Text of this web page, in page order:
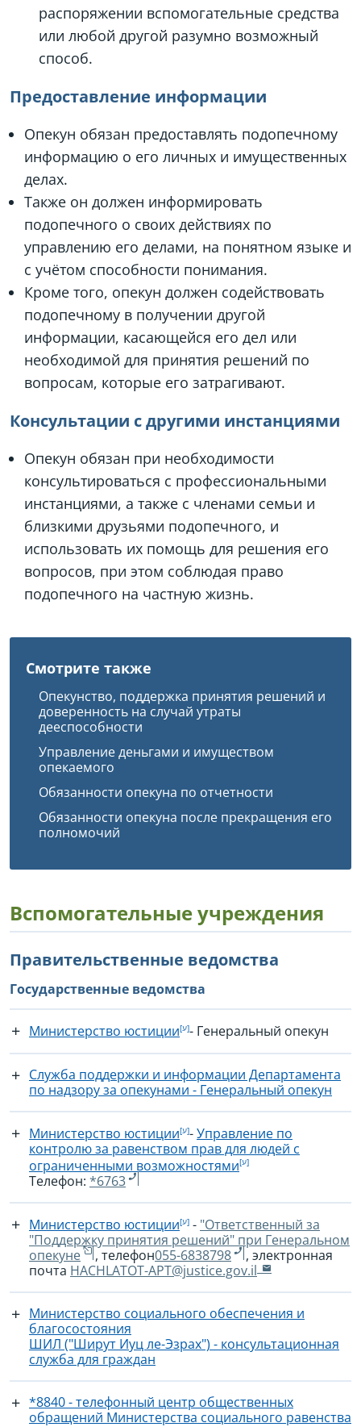
распоряжении вспомогательные средства
или любой другой разумно возможный
способ.
Предоставление информации
Опекун обязан предоставлять подопечному
информацию о его личных и имущественных
делах.
Также он должен информировать
подопечного о своих действиях по
управлению его делами, на понятном языке и
с учётом способности понимания.
Кроме того, опекун должен содействовать
подопечному в получении другой
информации, касающейся его дел или
необходимой для принятия решений по
вопросам, которые его затрагивают.
Консультации с другими инстанциями
Опекун обязан при необходимости
консультироваться с профессиональными
инстанциями, а также с членами семьи и
близкими друзьями подопечного, и
использовать их помощь для решения его
вопросов, при этом соблюдая право
подопечного на частную жизнь.
Смотрите также
Опекунство, поддержка принятия решений и
доверенность на случай утраты
дееспособности
Управление деньгами и имуществом
опекаемого
Обязанности опекуна по отчетности
Обязанности опекуна после прекращения его
полномочий
Вспомогательные учреждения
Правительственные ведомства
Государственные ведомства
Министерство юстиции - Генеральный опекун
Служба поддержки и информации Департамента
по надзору за опекунами - Генеральный опекун
Министерство юстиции -Управление по
контролю за равенством прав для людей с
ограниченными возможностями
Телефон: *6763
Министерство юстиции - "Ответственный за
"Поддержку принятия решений" при Генеральном
опекуне
, телефон055-6838798
, электронная
почта HACHLATOT-APT@justice.gov.il
Министерство социального обеспечения и
благосостояния
ШИЛ ("Ширут Иуц ле-Эзрах") - консультационная
служба для граждан
*8840 - телефонный центр общественных
обращений Министерства социального равенства